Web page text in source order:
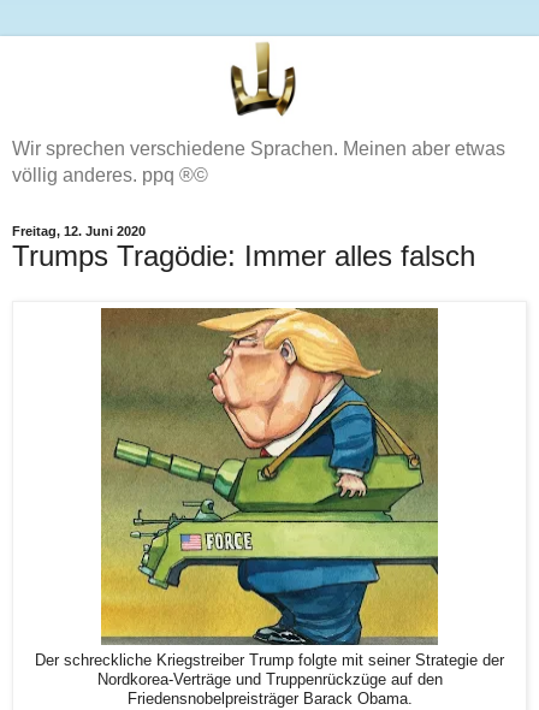
Wir sprechen verschiedene Sprachen. Meinen aber etwas
völlig anderes. ppq ®©
Freitag, 12. Juni 2020
Trumps Tragödie: Immer alles falsch
Der schreckliche Kriegstreiber Trump folgte mit seiner Strategie der
Nordkorea-Verträge und Truppenrückzüge auf den
Friedensnobelpreisträger Barack Obama.